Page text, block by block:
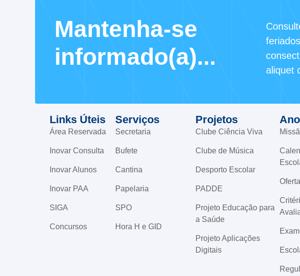
Mantenha-se
informado(a)...
aliquet
Links Úteis
Área Reservada
Inovar Consulta
Inovar Alunos
Inovar PAA
SIGA
Concursos
Serviços
Secretaria
Bufete
Cantina
Papelaria
SPO
Hora H e GID
Projetos
Clube Ciência Viva
Clube de Música
Desporto Escolar
PADDE
Projeto Educação para
a Saúde
Projeto Aplicações
Digitais